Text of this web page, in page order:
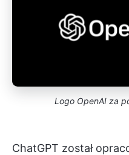
Logo OpenAI za
ChatGPT został